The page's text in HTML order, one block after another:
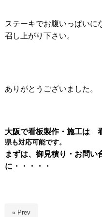
ステーキでお腹いっぱいに
召し上がり下さい。
ありがとうございました。
大阪で看板製作・施工は
県も対応可能です。
まずは、御見積り・お問
に・・・・・
« Prev